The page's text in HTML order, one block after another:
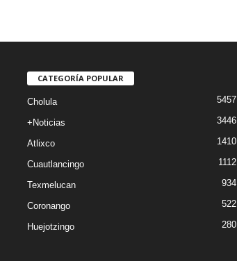
CATEGORÍA POPULAR
Cholula 5457
+Noticias 3446
Atlixco 1410
Cuautlancingo 1112
Texmelucan 934
Coronango 522
Huejotzingo 280